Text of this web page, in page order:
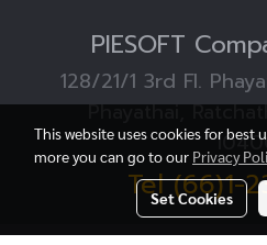
PIESOFT
128/21/1 3rd Fl.
Phayathai,
Tel (66)1-
This website uses cookies for best
more you can go to our Privacy
Set Cookies